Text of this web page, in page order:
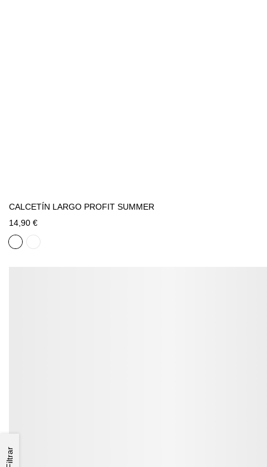
CALCETÍN LARGO PROFIT SUMMER
14,90 €
Filtrar